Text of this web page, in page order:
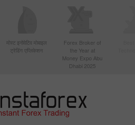
मोस्ट इनोवेटिव मोबाइल
ट्रेडिंग एप्लिकेशन
Forex Broker of
the Year at
Money Expo Abu
Dhabi 2025